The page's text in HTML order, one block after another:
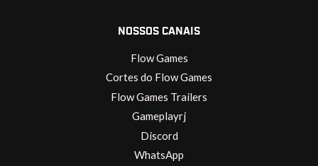
NOSSOS CANAIS
Flow Games
Cortes do Flow Games
Flow Games Trailers
Gameplayrj
Discord
WhatsApp